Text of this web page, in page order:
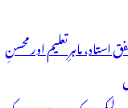
استاد، ماہرِتعلیم اور محسنِ